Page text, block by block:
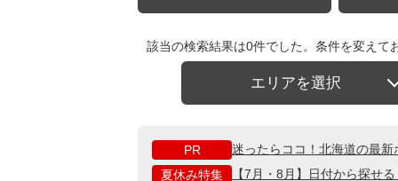
該当の検索結果は0件でした。条件を変えて
エリアを選択
PR
迷ったらココ！北海道の最
夏休み特集
【7月・8月】日付から探せ